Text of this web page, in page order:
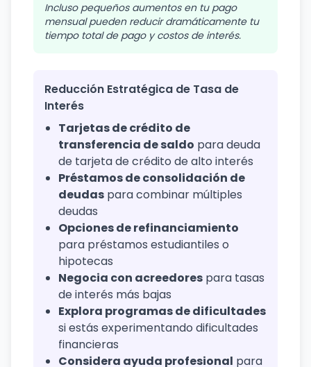
Incluso pequeños aumentos en tu pago
mensual pueden reducir dramáticamente tu
tiempo total de pago y costos de interés.
Reducción Estratégica de Tasa de
Interés
Tarjetas de crédito de
transferencia de saldo para deuda
de tarjeta de crédito de alto interés
Préstamos de consolidación de
deudas para combinar múltiples
deudas
Opciones de refinanciamiento
para préstamos estudiantiles o
hipotecas
Negocia con acreedores para tasas
de interés más bajas
Explora programas de dificultades
si estás experimentando dificultades
financieras
Considera ayuda profesional para